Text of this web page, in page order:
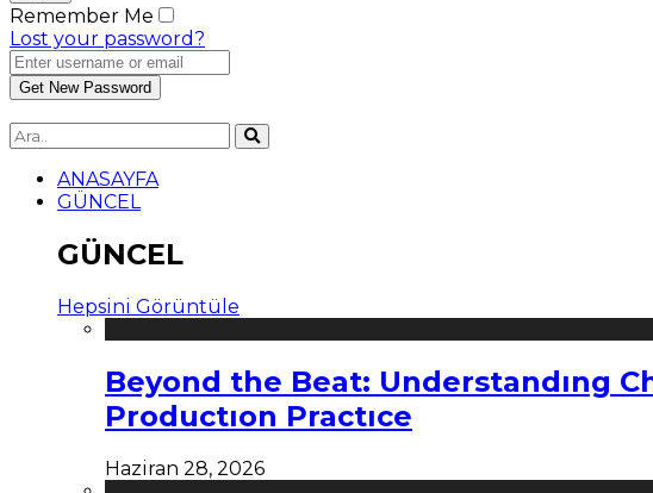
Remember Me
Lost your password?
ANASAYFA
GÜNCEL
GÜNCEL
Hepsini Görüntüle
Beyond the Beat: Understandıng
Productıon Practıce
Haziran 28, 2026